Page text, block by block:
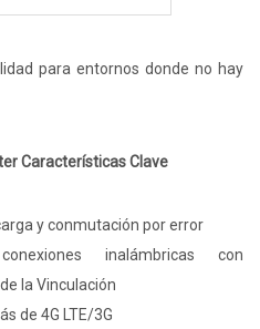
para entornos donde no hay
Características Clave
y conmutación por error
inalámbricas con
la Vinculación
de 4G LTE/3G